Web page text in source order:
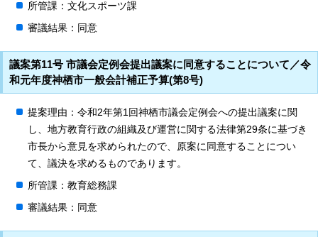
所管課：文化スポーツ課
審議結果：同意
議案第11号 市議会定例会提出議案に同意することについて／令
和元年度神栖市一般会計補正予算(第8号)
提案理由：令和2年第1回神栖市議会定例会への提出議案に関
し、地方教育行政の組織及び運営に関する法律第29条に基づき
市長から意見を求められたので、原案に同意することについ
て、議決を求めるものであります。
所管課：教育総務課
審議結果：同意